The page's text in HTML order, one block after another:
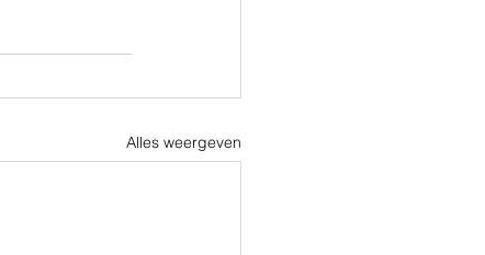
Alles weergeven